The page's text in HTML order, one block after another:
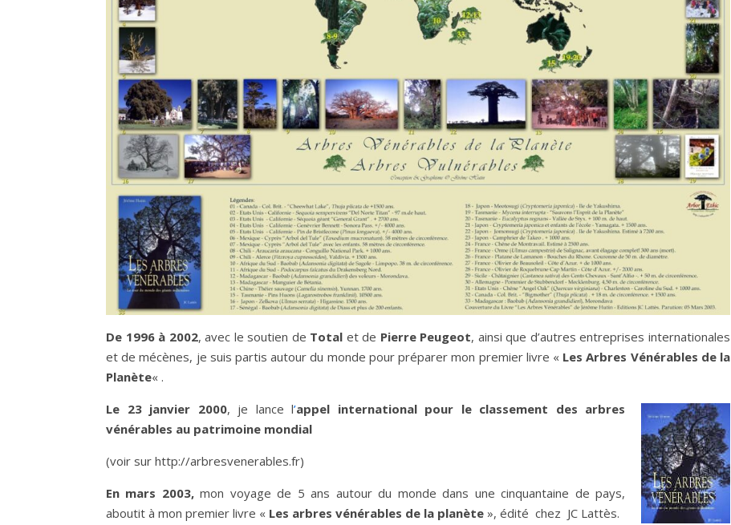
De 1996 à 2002, avec le soutien de Total et de Pierre Peugeot, ainsi que d’autres entreprises internationales
et de mécènes, je suis partis autour du monde pour préparer mon premier livre « Les Arbres Vénérables de la
Planète« .
Le 23 janvier 2000, je lance l’appel international pour le classement des arbres
vénérables au patrimoine mondial
(voir sur http://arbresvenerables.fr)
En mars 2003,mon voyage de 5 ans autour du monde dans une cinquantaine de pays,
aboutit à mon premier livre « Les arbres vénérables de la planète », édité chez JC Lattès.